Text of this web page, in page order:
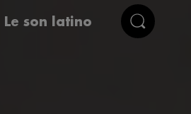
Le son latino